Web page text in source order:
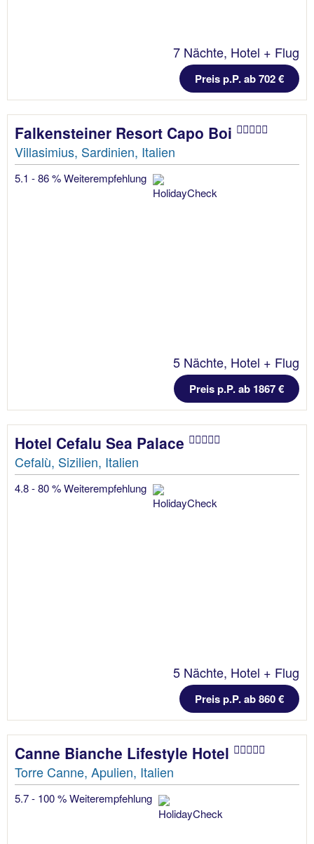
7 Nächte, Hotel + Flug
Preis p.P. ab 702 €
Falkensteiner Resort Capo Boi
Villasimius, Sardinien, Italien
5.1 - 86 % Weiterempfehlung
5 Nächte, Hotel + Flug
Preis p.P. ab 1867 €
Hotel Cefalu Sea Palace
Cefalù, Sizilien, Italien
4.8 - 80 % Weiterempfehlung
5 Nächte, Hotel + Flug
Preis p.P. ab 860 €
Canne Bianche Lifestyle Hotel
Torre Canne, Apulien, Italien
5.7 - 100 % Weiterempfehlung